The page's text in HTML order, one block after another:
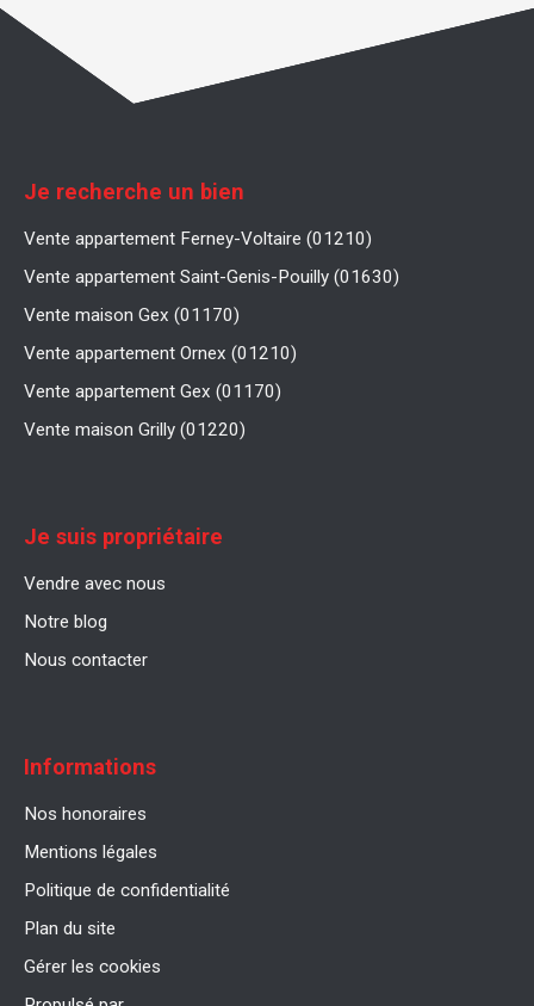
Je recherche un bien
Vente appartement Ferney-Voltaire (01210)
Vente appartement Saint-Genis-Pouilly (01630)
Vente maison Gex (01170)
Vente appartement Ornex (01210)
Vente appartement Gex (01170)
Vente maison Grilly (01220)
Je suis propriétaire
Vendre avec nous
Notre blog
Nous contacter
Informations
Nos honoraires
Mentions légales
Politique de confidentialité
Plan du site
Gérer les cookies